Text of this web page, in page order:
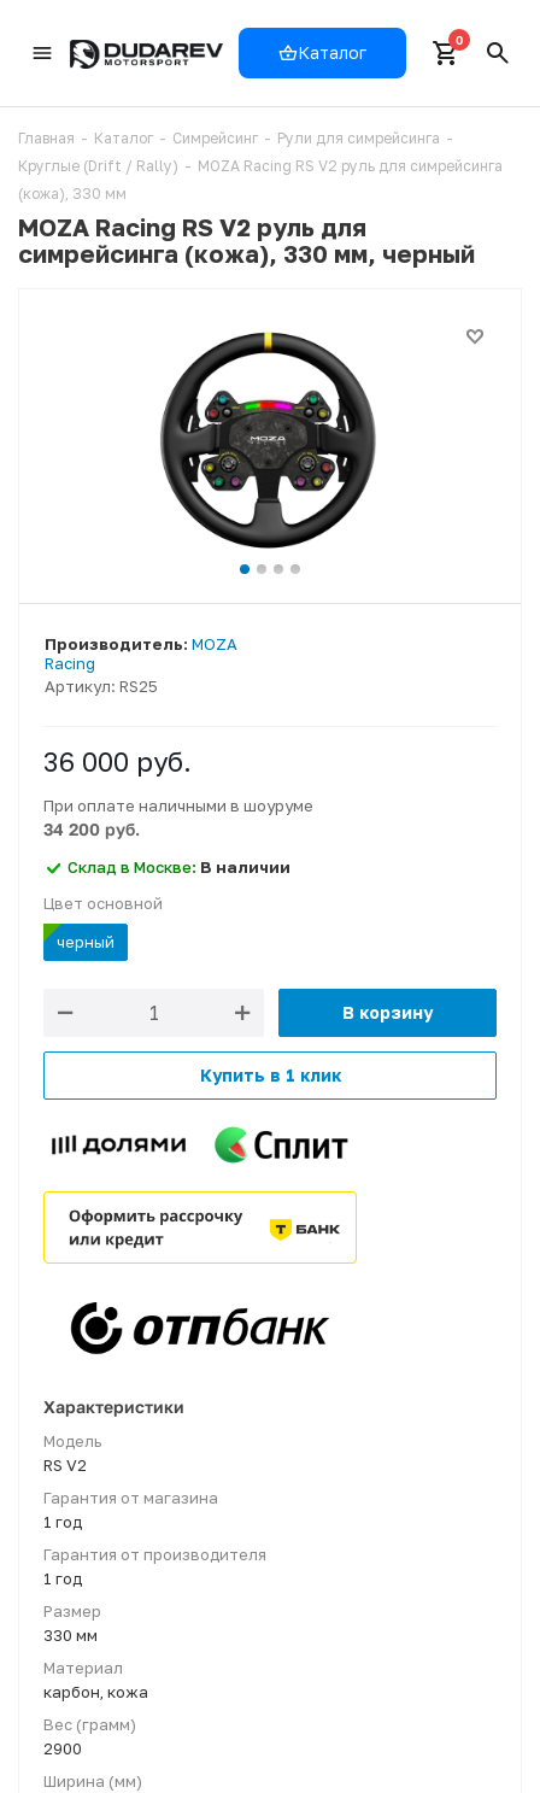
Каталог
0
Главная - Каталог - Симрейсинг - Рули для симрейсинга -
Круглые (Drift / Rally) - MOZA Racing RS V2 руль для симрейсинга
(кожа), 330 мм
MOZA Racing RS V2 руль для
симрейсинга (кожа), 330 мм, черный
Артикул: RS25
Производитель: MOZA
Racing
36 000 руб.
При оплате наличными в шоуруме
34 200 руб.
Склад в Москве: В наличии
Цвет основной
черный
В корзину
Купить в 1 клик
Характеристики
Модель
RS V2
Гарантия от магазина
1 год
Гарантия от производителя
1 год
Размер
330 мм
Материал
карбон, кожа
Вес (грамм)
2900
Ширина (мм)